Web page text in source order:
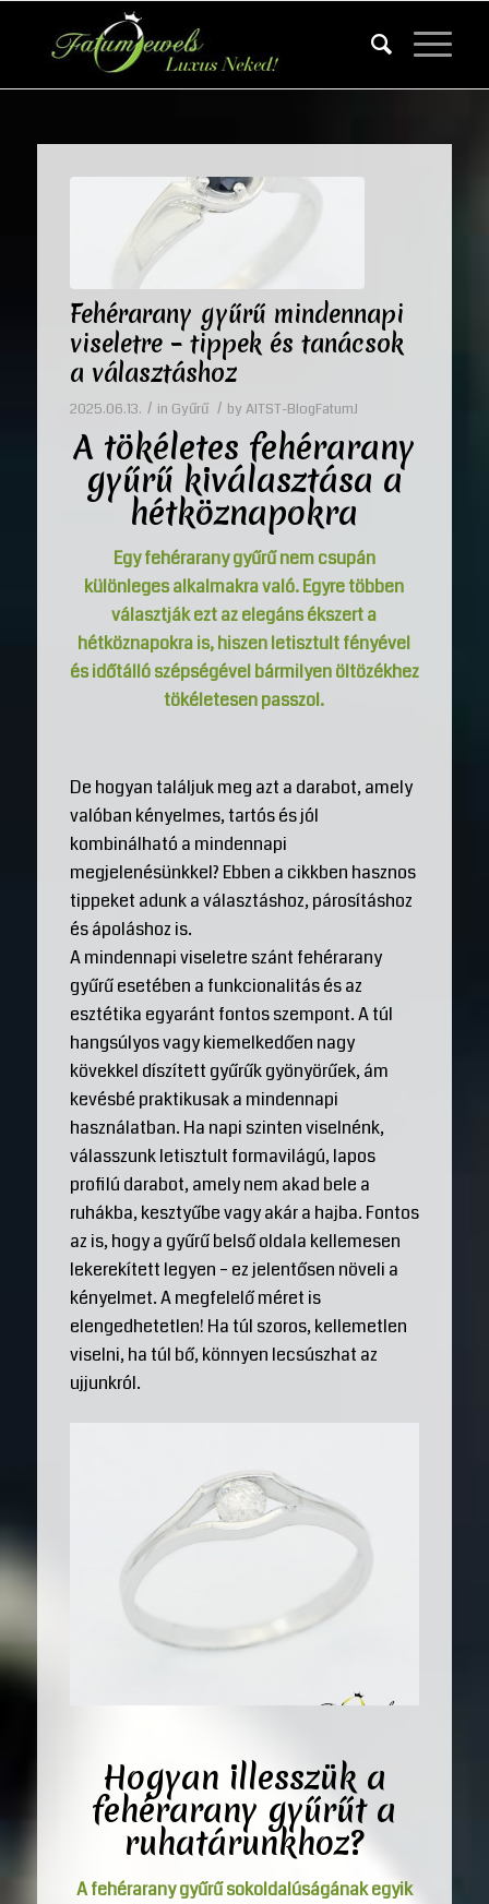
Fehérarany gyűrű mindennapi
viseletre – tippek és tanácsok
a választáshoz
2025.06.13. / in Gyűrű / by AITST-BlogFatumJ
A tökéletes fehérarany
gyűrű kiválasztása a
hétköznapokra
Egy fehérarany gyűrű nem csupán
különleges alkalmakra való. Egyre többen
választják ezt az elegáns ékszert a
hétköznapokra is, hiszen letisztult fényével
és időtálló szépségével bármilyen öltözékhez
tökéletesen passzol.
De hogyan találjuk meg azt a darabot, amely
valóban kényelmes, tartós és jól
kombinálható a mindennapi
megjelenésünkkel? Ebben a cikkben hasznos
tippeket adunk a választáshoz, párosításhoz
és ápoláshoz is.
A mindennapi viseletre szánt fehérarany
gyűrű esetében a funkcionalitás és az
esztétika egyaránt fontos szempont. A túl
hangsúlyos vagy kiemelkedően nagy
kövekkel díszített gyűrűk gyönyörűek, ám
kevésbé praktikusak a mindennapi
használatban. Ha napi szinten viselnénk,
válasszunk letisztult formavilágú, lapos
profilú darabot, amely nem akad bele a
ruhákba, kesztyűbe vagy akár a hajba. Fontos
az is, hogy a gyűrű belső oldala kellemesen
lekerekített legyen – ez jelentősen növeli a
kényelmet. A megfelelő méret is
elengedhetetlen! Ha túl szoros, kellemetlen
viselni, ha túl bő, könnyen lecsúszhat az
ujjunkról.
Hogyan illesszük a
fehérarany gyűrűt a
ruhatárunkhoz?
A fehérarany gyűrű sokoldalúságának egyik